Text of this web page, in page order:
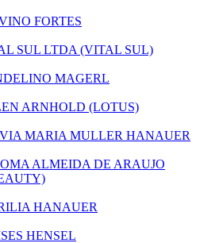
FORTES
SUL LTDA (VITAL SUL)
MAGERL
ARNHOLD (LOTUS)
MARIA MULLER HANAUER
ALMEIDA DE ARAUJO
HANAUER
HENSEL